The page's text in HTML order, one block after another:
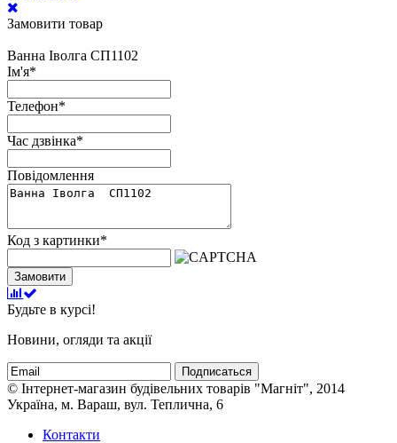
Замовити товар
Ванна Іволга СП1102
Ім'я*
Телефон*
Час дзвінка*
Повідомлення
Код з картинки*
Замовити
Будьте в курсі!
Новини, огляди та акції
Подписаться
© Інтернет-магазин будівельних товарів "Магніт", 2014
Україна, м. Вараш, вул. Теплична, 6
Контакти